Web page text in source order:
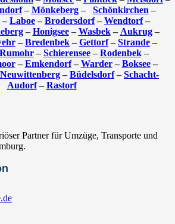
– Mönkeberg– Schönkirchen –
– Laboe – Brodersdorf– Wendtorf–
– Honigsee– Wasbek– Aukrug–
– Bredenbek – Gettorf– Strande –
Rumohr– Schierensee– Rodenbek–
– Emkendorf– Warder– Boksee–
Neuwittenberg – Büdelsdorf– Schacht-
Audorf– Rastorf
Partner für Umzüge, Transporte und